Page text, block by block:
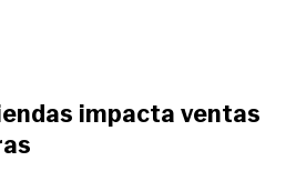
impacta ventas